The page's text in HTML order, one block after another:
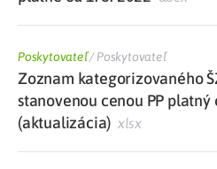
Poskytovateľ/Poskytovateľ
Zoznam kategorizovaného
stanovenou cenou PP platný
(aktualizácia) xlsx